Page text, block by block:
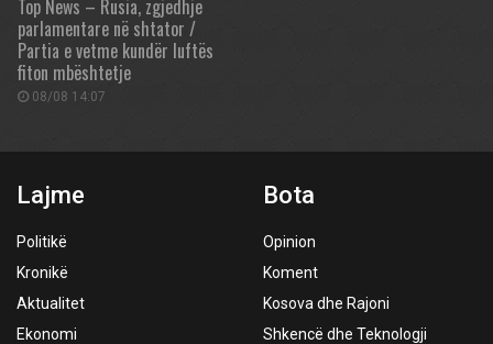
Top News – Rusia, zgjedhje
parlamentare në shtator /
Partia e vetme kundër luftës
fiton mbështetje
08/08 14:07
Lajme
Politikë
Kronikë
Aktualitet
Ekonomi
Bota
Opinion
Koment
Kosova dhe Rajoni
Shkencë dhe Teknologji